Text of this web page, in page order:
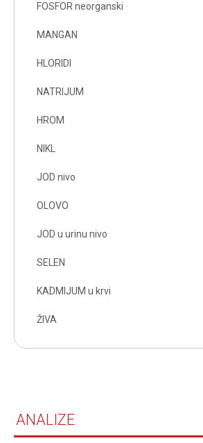
FOSFOR neorganski
MANGAN
HLORIDI
NATRIJUM
HROM
NIKL
JOD nivo
OLOVO
JOD u urinu nivo
SELEN
KADMIJUM u krvi
ŽIVA
ANALIZE